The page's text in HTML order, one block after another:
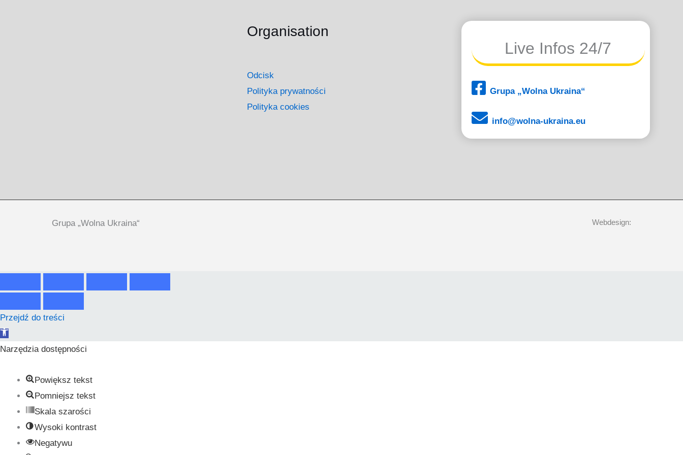
Organisation
Odcisk
Polityka prywatności
Polityka cookies
Live Infos 24/7
Grupa „Wolna Ukraina“
info@wolna-ukraina.eu
Grupa „Wolna Ukraina“ Webdesign:
Przejdź do treści
Otwórz
pasek
Narzędzia dostępności
Powiększ tekst
Pomniejsz tekst
Skala szarości
Wysoki kontrast
Negatywu